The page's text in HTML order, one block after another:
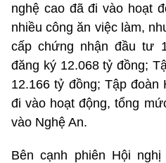
nghệ cao đã đi vào hoạt
nhiều công ăn việc làm,
cấp chứng nhận đầu tư
đăng ký 12.068 tỷ đồng;
12.166 tỷ đồng; Tập
đi vào hoạt động, tổng
vào Nghệ An.
Bên cạnh phiên Hội